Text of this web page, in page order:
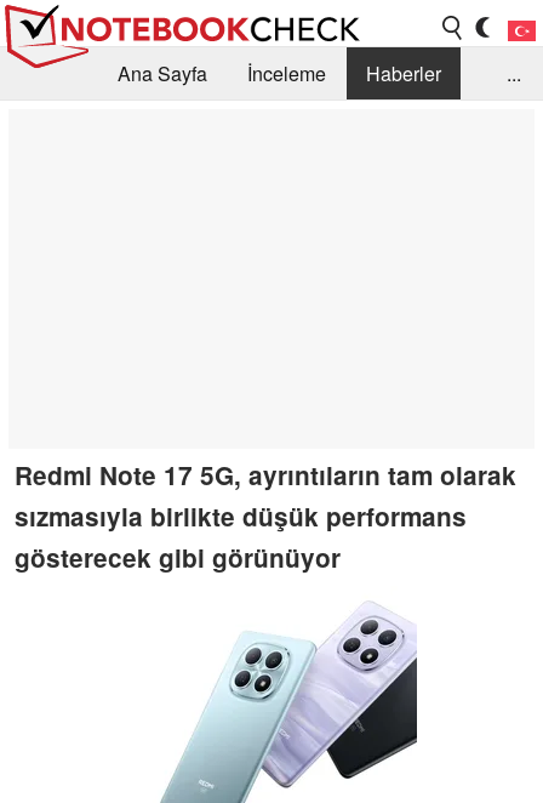
Ana Sayfa İnceleme
Haberler
...
Redmi Note 17 5G, ayrıntıların tam olarak
sızmasıyla birlikte düşük performans
gösterecek gibi görünüyor